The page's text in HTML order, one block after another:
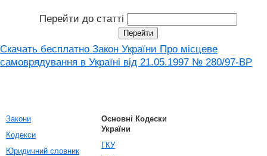
Перейти до статті
Скачать бесплатно Закон України Про місцеве
самоврядування в Україні вiд 21.05.1997 № 280/97-ВР
Закони
Кодекси
Юридичний словник
Основні Кодески
України
ГКУ